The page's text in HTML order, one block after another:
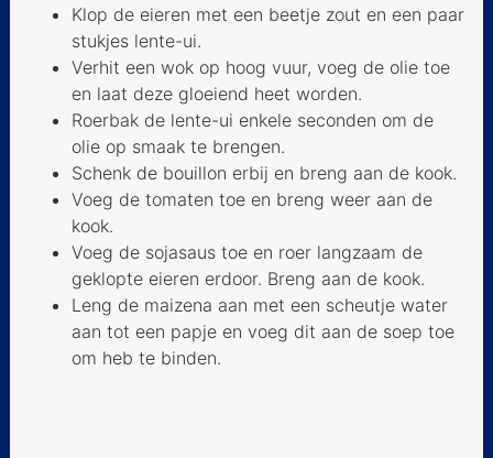
Klop de eieren met een beetje zout en een paar
stukjes lente-ui.
Verhit een wok op hoog vuur, voeg de olie toe
en laat deze gloeiend heet worden.
Roerbak de lente-ui enkele seconden om de
olie op smaak te brengen.
Schenk de bouillon erbij en breng aan de kook.
Voeg de tomaten toe en breng weer aan de
kook.
Voeg de sojasaus toe en roer langzaam de
geklopte eieren erdoor. Breng aan de kook.
Leng de maizena aan met een scheutje water
aan tot een papje en voeg dit aan de soep toe
om heb te binden.